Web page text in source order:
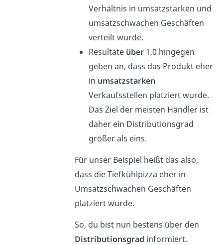
Verhältnis in umsatzstarken und
umsatzschwachen Geschäften
verteilt wurde.
Resultateüber1,0 hingegen
geben an, dass das Produkt eher
in umsatzstarken
Verkaufsstellen platziert wurde.
Das Ziel der meisten Händler ist
daher ein Distributionsgrad
größer als eins.
Für unser Beispiel heißt das also,
dass die Tiefkühlpizza eher in
Umsatzschwachen Geschäften
platziert wurde.
So, du bist nun bestens über den
Distributionsgrad informiert.